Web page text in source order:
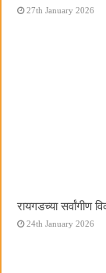
27th January 2026
रायगडच्या सर्वांगीण
24th January 2026